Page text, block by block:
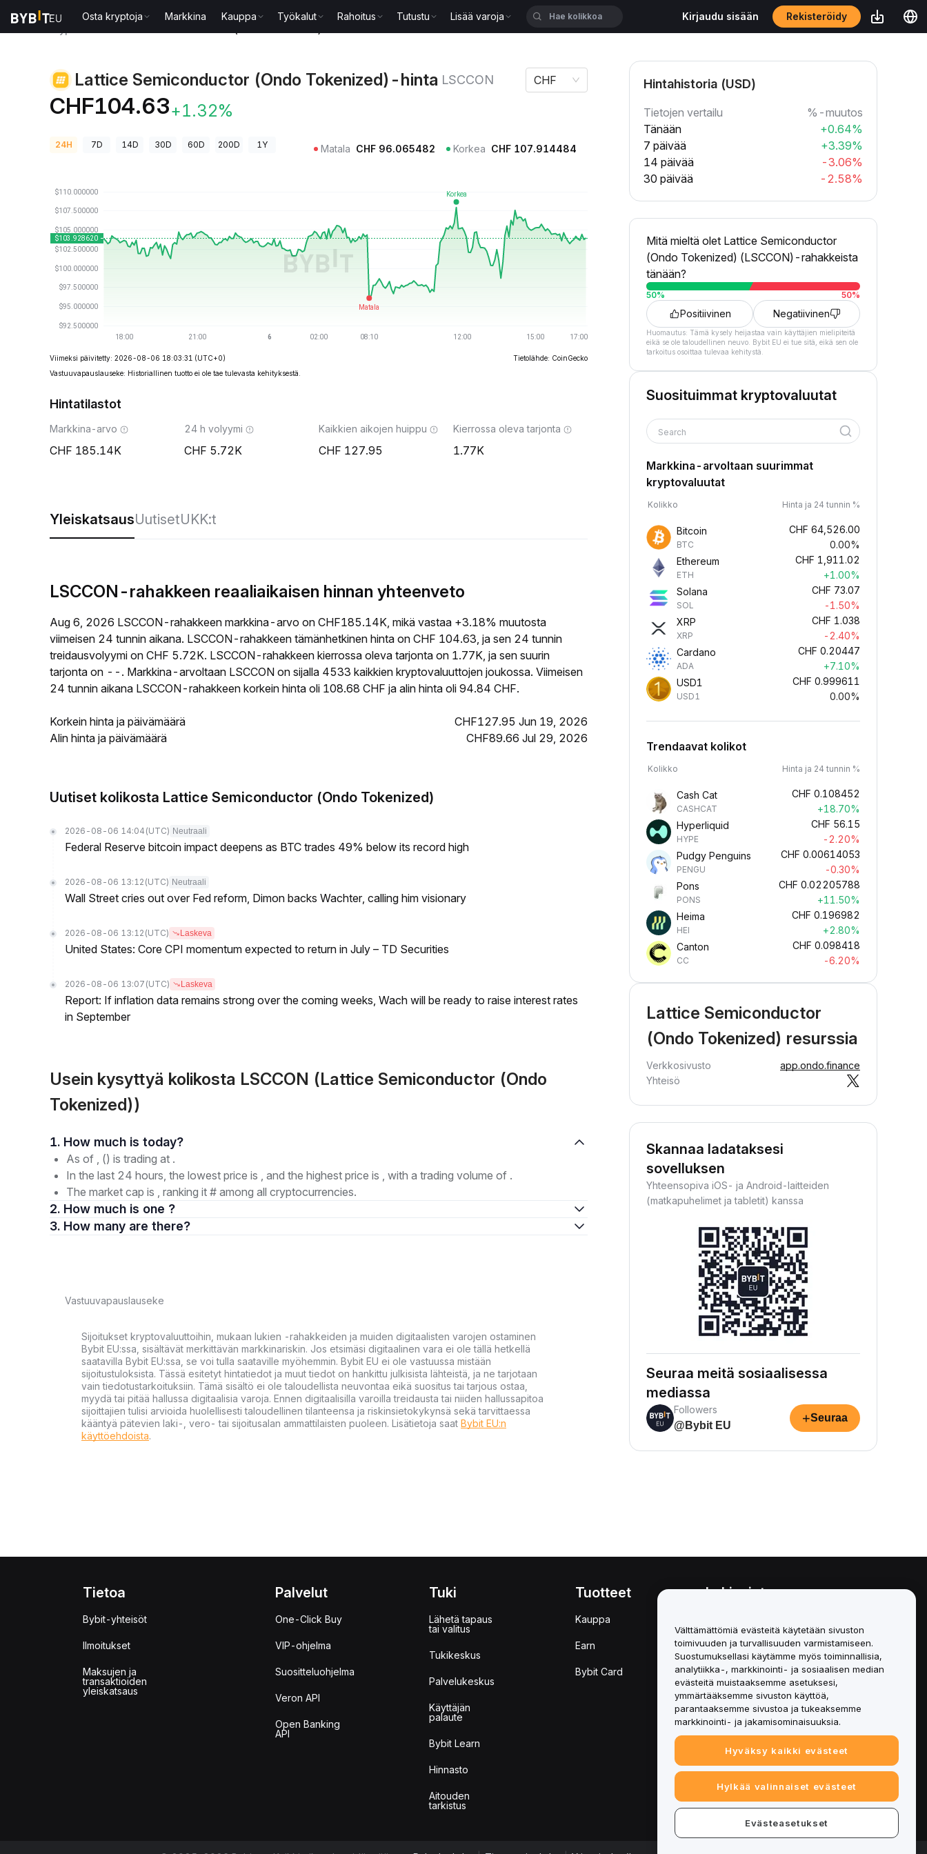
Osta kryptoja Markkina Kauppa Työkalut Rahoitus Tutustu Lisää varoja Kirjaudu sisään Rekisteröidy
Lattice Semiconductor (Ondo Tokenized)-hinta LSCCON
CHF104.63+1.32%
CHF
24H 7D 14D 30D 60D 200D 1Y Matala CHF 96.065482 Korkea CHF 107.914484
Viimeksi päivitetty: 2026-08-06 18:03:31 (UTC+0)
Tietolähde: CoinGecko
Vastuuvapauslauseke: Historiallinen tuotto ei ole tae tulevasta kehityksestä.
Hintatilastot
Markkina-arvo
185.14K
24 h volyymi
5.72K
Kaikkien aikojen huippu
127.95
Kierrossa oleva tarjonta
1.77K
YleiskatsausUutisetUKK:t
LSCCON-rahakkeen reaaliaikaisen hinnan yhteenveto
Aug 6, 2026 LSCCON-rahakkeen markkina-arvo on CHF185.14K, mikä vastaa +3.18% muutosta
viimeisen 24 tunnin aikana. LSCCON-rahakkeen tämänhetkinen hinta on CHF 104.63, ja sen 24 tunnin
treidausvolyymi on CHF 5.72K. LSCCON-rahakkeen kierrossa oleva tarjonta on 1.77K, ja sen suurin
tarjonta on --. Markkina-arvoltaan LSCCON on sijalla 4533 kaikkien kryptovaluuttojen joukossa. Viimeisen
24 tunnin aikana LSCCON-rahakkeen korkein hinta oli 108.68 CHF ja alin hinta oli 94.84 CHF.
Korkein hinta ja päivämäärä
CHF127.95 Jun 19, 2026
Alin hinta ja päivämäärä
CHF89.66 Jul 29, 2026
Uutiset kolikosta Lattice Semiconductor (Ondo Tokenized)
2026-08-06 14:04 (UTC) Neutraali
Federal Reserve bitcoin impact deepens as BTC trades 49% below its record high
2026-08-06 13:12 (UTC) Neutraali
Wall Street cries out over Fed reform, Dimon backs Wachter, calling him visionary
2026-08-06 13:12 (UTC) Laskeva
United States: Core CPI momentum expected to return in July – TD Securities
2026-08-06 13:07 (UTC) Laskeva
Report: If inflation data remains strong over the coming weeks, Wach will be ready to raise interest rates
in September
Usein kysyttyä kolikosta LSCCON (Lattice Semiconductor (Ondo
Tokenized))
1. How much is today?
As of , () is trading at .
In the last 24 hours, the lowest price is , and the highest price is , with a trading volume of .
The market cap is , ranking it # among all cryptocurrencies.
2. How much is one ?
3. How many are there?
Vastuuvapauslauseke
Sijoitukset kryptovaluuttoihin, mukaan lukien -rahakkeiden ja muiden digitaalisten varojen ostaminen
Bybit EU:ssa, sisältävät merkittävän markkinariskin. Jos etsimäsi digitaalinen vara ei ole tällä hetkellä
saatavilla Bybit EU:ssa, se voi tulla saataville myöhemmin. Bybit EU ei ole vastuussa mistään
sijoitustuloksista. Tässä esitetyt hintatiedot ja muut tiedot on hankittu julkisista lähteistä, ja ne tarjotaan
vain tiedotustarkoituksiin. Tämä sisältö ei ole taloudellista neuvontaa eikä suositus tai tarjous ostaa,
myydä tai pitää hallussa digitaalisia varoja. Ennen digitaalisilla varoilla treidausta tai niiden hallussapitoa
sijoittajien tulisi arvioida huolellisesti taloudellinen tilanteensa ja riskinsietokykynsä sekä tarvittaessa
kääntyä pätevien laki-, vero- tai sijoitusalan ammattilaisten puoleen. Lisätietoja saat Bybit EU:n
käyttöehdoista.
Hintahistoria (USD)
Tietojen vertailu
%-muutos
Tänään
+0.64%
7 päivää
+3.39%
14 päivää
-3.06%
30 päivää
-2.58%
Mitä mieltä olet Lattice Semiconductor
(Ondo Tokenized) (LSCCON)-rahakkeista
tänään?
50% 50%
Positiivinen Negatiivinen
Huomautus: Tämä kysely heijastaa vain käyttäjien mielipiteitä
eikä se ole taloudellinen neuvo. Bybit EU ei tue sitä, eikä sen ole
tarkoitus osoittaa tulevaa kehitystä.
Suosituimmat kryptovaluutat
Search
Markkina-arvoltaan suurimmat
kryptovaluutat
Kolikko Hinta ja 24 tunnin %
Bitcoin
BTC
CHF 64,526.00
0.00%
Ethereum
ETH
CHF 1,911.02
+1.00%
Solana
SOL
CHF 73.07
-1.50%
XRP
XRP
CHF 1.038
-2.40%
Cardano
ADA
CHF 0.20447
+7.10%
USD1
USD1
CHF 0.999611
0.00%
Trendaavat kolikot
Kolikko Hinta ja 24 tunnin %
Cash Cat
CASHCAT
CHF 0.108452
+18.70%
Hyperliquid
HYPE
CHF 56.15
-2.20%
Pudgy Penguins
PENGU
CHF 0.00614053
-0.30%
Pons
PONS
CHF 0.02205788
+11.50%
Heima
HEI
CHF 0.196982
+2.80%
Canton
CC
CHF 0.098418
-6.20%
Lattice Semiconductor
(Ondo Tokenized) resurssia
Verkkosivusto
app.ondo.finance
Yhteisö
Skannaa ladataksesi
sovelluksen
Yhteensopiva iOS- ja Android-laitteiden
(matkapuhelimet ja tabletit) kanssa
Seuraa meitä sosiaalisessa
mediassa
Followers
@Bybit EU
+Seuraa
Tietoa
Bybit-yhteisöt
Ilmoitukset
Maksujen ja
transaktioiden
yleiskatsaus
Palvelut
One-Click Buy
VIP-ohjelma
Suositteluohjelma
Veron API
Open Banking
API
Tuki
Lähetä tapaus
tai valitus
Tukikeskus
Palvelukeskus
Käyttäjän
palaute
Bybit Learn
Hinnasto
Aitouden
tarkistus
Tuotteet
Kauppa
Earn
Bybit Card
Lakiasiat
Yhteenveto säilytys- ja
hallinnointikäytännöstä
ESG-tiedot
Crypto-Asset White Papers
Välttämättömiä evästeitä käytetään sivuston
toimivuuden ja turvallisuuden varmistamiseen.
Suostumuksellasi käytämme myös toiminnallisia,
analytiikka-, markkinointi- ja sosiaalisen median
evästeitä muistaaksemme asetuksesi,
ymmärtääksemme sivuston käyttöä,
parantaaksemme sivustoa ja tukeaksemme
markkinointi- ja jakamisominaisuuksia.
Hyväksy kaikki evästeet
Hylkää valinnaiset evästeet
Evästeasetukset